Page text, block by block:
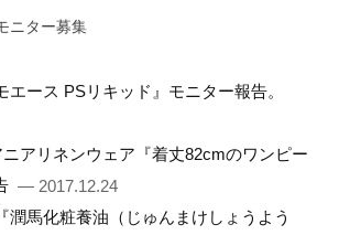
ニター募集
エース PSリキッド』モニター報告。
アリネンウェア『着丈82cmのワンピー
— 2017.12.24
潤馬化粧養油（じゅんまけしょうよう